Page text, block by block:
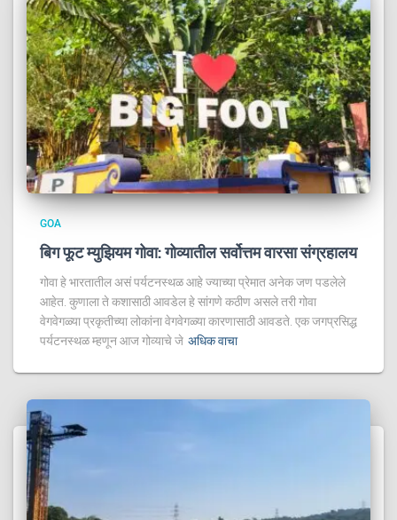
GOA
बिग फूट म्युझियम गोवा: गोव्यातील सर्वोत्तम वारसा संग्रहालय
गोवा हे भारतातील असं पर्यटनस्थळ आहे ज्याच्या प्रेमात अनेक जण पडलेले
आहेत. कुणाला ते कशासाठी आवडेल हे सांगणे कठीण असले तरी गोवा
वेगवेगळ्या प्रकृतीच्या लोकांना वेगवेगळ्या कारणासाठी आवडते. एक जगप्रसिद्ध
पर्यटनस्थळ म्हणून आज गोव्याचे जे अधिक वाचा